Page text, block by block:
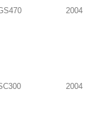
2004
2004